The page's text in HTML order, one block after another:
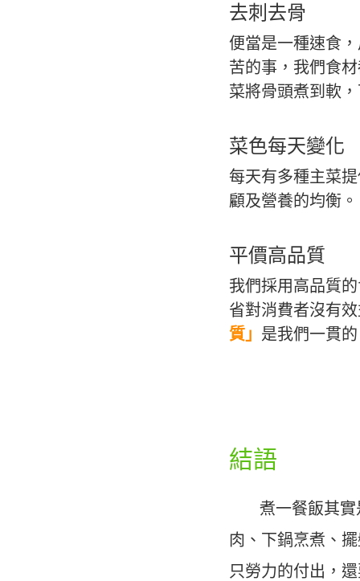
去刺去骨
便當是一種速食
苦的事，我們食
菜將骨頭煮到軟
菜色每天變化
每天有多種主菜
顧及營養的均衡。
平價高品質
我們採用高品質
省對消費者沒有
質」 是我們一貫
結語
煮一餐飯其實
肉、下鍋烹煮、
只勞力的付出，